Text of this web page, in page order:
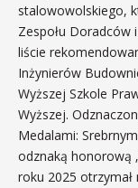
stalowowolskiego,
Zespołu Doradców
liście
Inżynierów
Wyższej Szkole
Wyższej.
Medalami:
odznaką honorową
roku 2025